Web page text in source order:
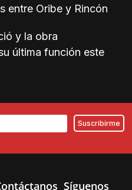
entre Oribe y Rincón
y la obra
última función este
Síguenos